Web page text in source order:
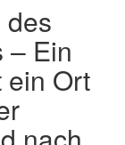
– Ein
ein Ort